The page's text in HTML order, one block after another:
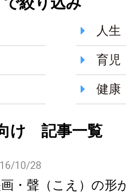
人生
育児
健康
け 記事一覧
10/28
・聲（こえ）の形